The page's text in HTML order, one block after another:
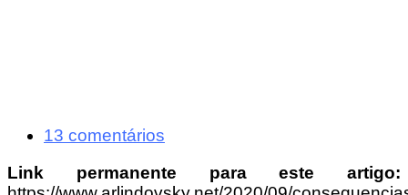
13 comentários
Link permanente para este artigo: